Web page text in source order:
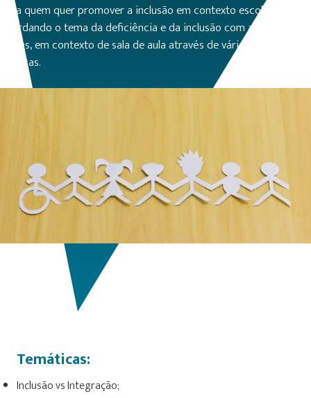
Para quem quer promover a inclusão em contexto escolar,
abordando o tema da deficiência e da inclusão com as crianças e
jovens, em contexto de sala de aula através de várias ferramentas
práticas.
Temáticas:
Inclusão vs Integração;